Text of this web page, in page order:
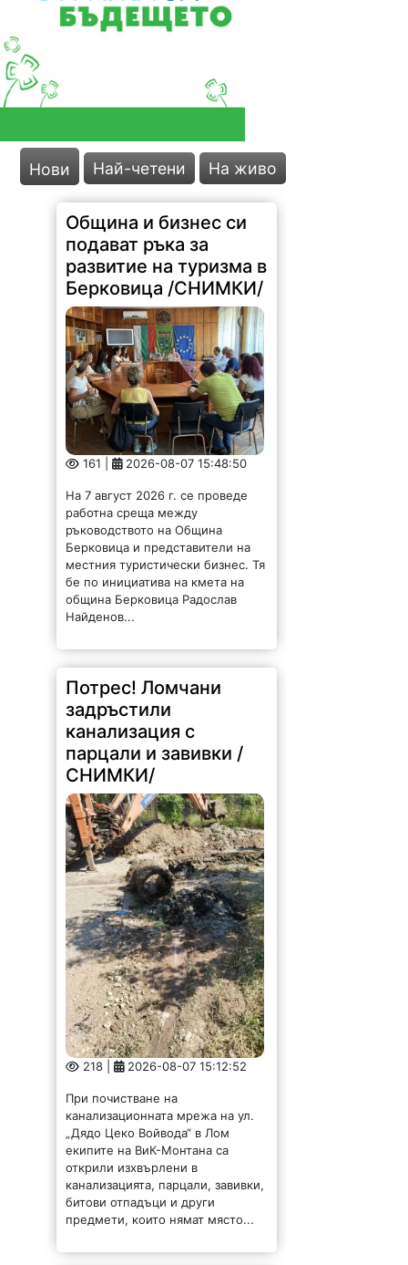
Нови Най-четени На живо
Община и бизнес си
подават ръка за
развитие на туризма в
Берковица /СНИМКИ/
161 | 2026-08-07 15:48:50
На 7 август 2026 г. се проведе
работна среща между
ръководството на Община
Берковица и представители на
местния туристически бизнес. Тя
бе по инициатива на кмета на
община Берковица Радослав
Найденов...
Потрес! Ломчани
задръстили
канализация с
парцали и завивки /
СНИМКИ/
218 | 2026-08-07 15:12:52
При почистване на
канализационната мрежа на ул.
„Дядо Цеко Войвода“ в Лом
екипите на ВиК-Монтана са
открили изхвърлени в
канализацията, парцали, завивки,
битови отпадъци и други
предмети, които нямат място...